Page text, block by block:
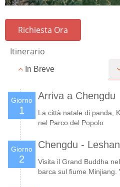
Richiesta Ora
Itinerario
In Breve
Giorno
1
Arriva a Chengdu
La città natale di panda,
nel Parco del Popolo
Giorno
2
Chengdu -
Visita il Grand Buddha
barca sul fiume Minjiang.